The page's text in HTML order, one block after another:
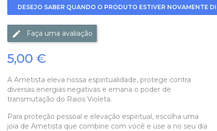
DESEJO SABER QUANDO O PRODUTO ESTIVER NOVAMENTE
Faça uma avaliação
5,00 €
A Ametista eleva nossa espiritualidade, protege contra
diversas energias negativas e emana o poder de
transmutação do Raios Violeta.
Para proteção pessoal e elevação espiritual, escolha uma
joia de Ametista que combine com você e use a no seu dia